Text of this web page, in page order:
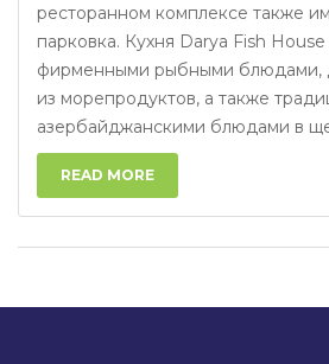
ресторанном комплексе также
парковка. Кухня Darya Fish
фирменными рыбными блюдами,
из морепродуктов, а также
азербайджанскими блюдами в
READ MORE